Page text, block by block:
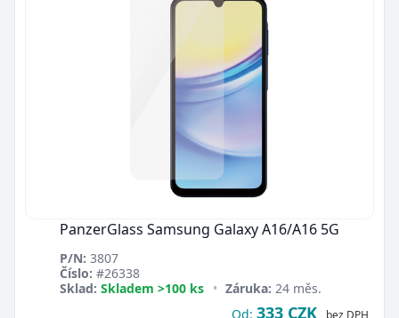
PanzerGlass Samsung Galaxy A16/A16 5G
P/N: 3807
Číslo: #26338
Sklad: Skladem >100 ks • Záruka: 24 měs.
Od: 333 CZK bez DPH